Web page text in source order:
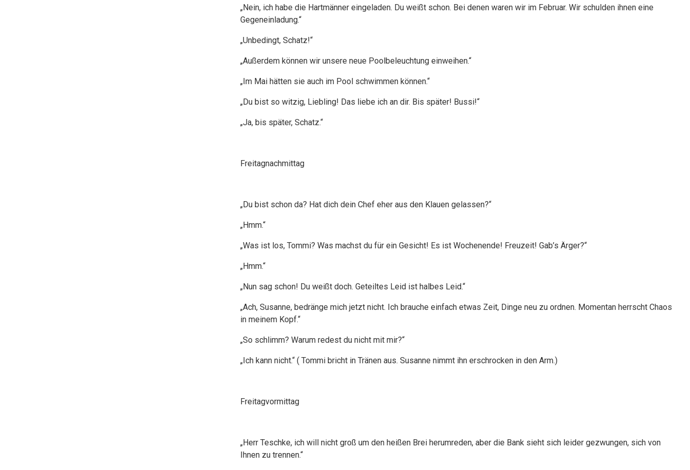
„Nein, ich habe die Hartmänner eingeladen. Du weißt schon. Bei denen waren wir im Februar. Wir schulden ihnen eine
Gegeneinladung.“
„Unbedingt, Schatz!“
„Außerdem können wir unsere neue Poolbeleuchtung einweihen.“
„Im Mai hätten sie auch im Pool schwimmen können.“
„Du bist so witzig, Liebling! Das liebe ich an dir. Bis später! Bussi!“
„Ja, bis später, Schatz.“
Freitagnachmittag
„Du bist schon da? Hat dich dein Chef eher aus den Klauen gelassen?“
„Hmm.“
„Was ist los, Tommi? Was machst du für ein Gesicht! Es ist Wochenende! Freuzeit! Gab’s Ärger?“
„Hmm.“
„Nun sag schon! Du weißt doch. Geteiltes Leid ist halbes Leid.“
„Ach, Susanne, bedränge mich jetzt nicht. Ich brauche einfach etwas Zeit, Dinge neu zu ordnen. Momentan herrscht Chaos
in meinem Kopf.“
„So schlimm? Warum redest du nicht mit mir?“
„Ich kann nicht.“ ( Tommi bricht in Tränen aus. Susanne nimmt ihn erschrocken in den Arm.)
Freitagvormittag
„Herr Teschke, ich will nicht groß um den heißen Brei herumreden, aber die Bank sieht sich leider gezwungen, sich von
Ihnen zu trennen.“